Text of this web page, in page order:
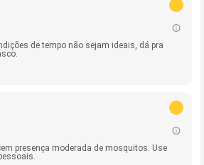
de tempo não sejam ideais, dá pra
presença moderada de mosquitos. Use